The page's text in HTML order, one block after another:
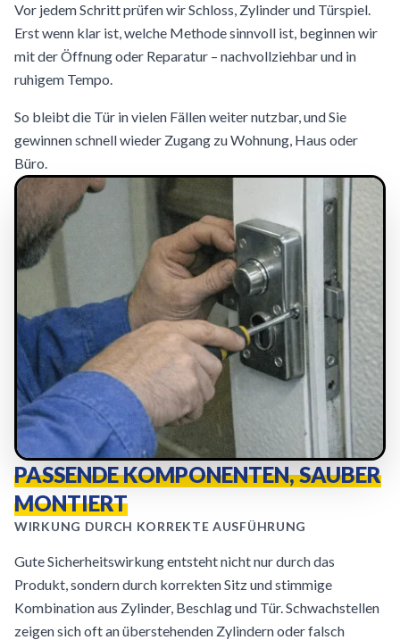
Vor jedem Schritt prüfen wir Schloss, Zylinder und Türspiel.
Erst wenn klar ist, welche Methode sinnvoll ist, beginnen wir
mit der Öffnung oder Reparatur – nachvollziehbar und in
ruhigem Tempo.
So bleibt die Tür in vielen Fällen weiter nutzbar, und Sie
gewinnen schnell wieder Zugang zu Wohnung, Haus oder
Büro.
PASSENDE KOMPONENTEN, SAUBER
MONTIERT
WIRKUNG DURCH KORREKTE AUSFÜHRUNG
Gute Sicherheitswirkung entsteht nicht nur durch das
Produkt, sondern durch korrekten Sitz und stimmige
Kombination aus Zylinder, Beschlag und Tür. Schwachstellen
zeigen sich oft an überstehenden Zylindern oder falsch